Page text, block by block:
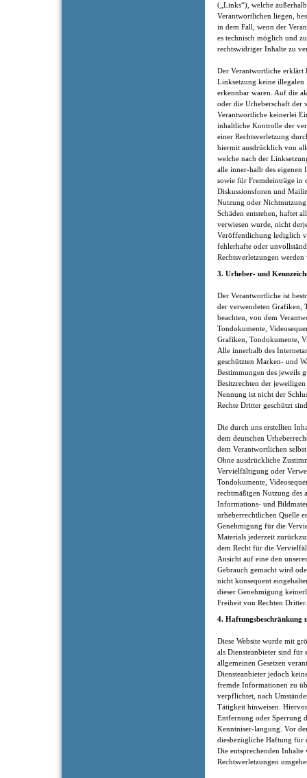
(„Links“), welche
Verantwortlichen liegen,
in dem Fall, wenn der
es technisch möglich und
rechtswidriger Inhalte zu
Der Verantwortliche erklärt
Linksetzung keine illegalen
erkennbar waren. Auf die
oder die Urheberschaft der
Verantwortliche keinerlei
inhaltliche Kontrolle der
einer Rechtsverletzung
hiermit ausdrücklich von
welche nach der
alle inner-halb des eigenen
sowie für Fremdeinträge in
Diskussionsforen und
Nutzung oder
Schäden entstehen, haftet
verwiesen wurde, nicht
Veröffentlichung lediglich
fehlerhafte oder
Rechtsverletzungen
3. Urheber- und
Der Verantwortliche ist
der verwendeten Grafiken,
beachten, von dem
Tondokumente,
Grafiken, Tondokumente,
Alle innerhalb des
geschützten Marken- und
Bestimmungen des jeweils
Besitzrechten der
Nennung ist nicht der
Rechte Dritter geschützt
Die durch uns erstellten
dem deutschen
dem Verantwortlichen
Ohne ausdrückliche
Vervielfältigung oder
Tondokumente,
rechtmäßigen Nutzung des
Informations- und
urheberrechtlichen Quelle
Genehmigung für die
Materials jederzeit
dem Recht für die
Ansicht auf eine den
Gebrauch gemacht wird
nicht konsequent
dieser Genehmigung
Freiheit von Rechten Dritter.
4. Haftungsbeschränkung
Diese Website wurde mit
als Diensteanbieter sind für
allgemeinen Gesetzen
Diensteanbieter jedoch
fremde Informationen zu
verpflichtet, nach
Tätigkeit hinweisen.
Entfernung oder Sperrung
Kenntniser-langung. Vor
diesbezügliche Haftung für
Die entsprechenden Inhalte
Rechtsverletzungen